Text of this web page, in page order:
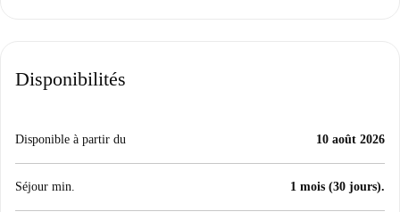
Disponibilités
Disponible à partir du 10 août 2026
Séjour min. 1 mois (30 jours).